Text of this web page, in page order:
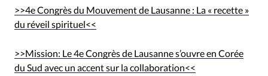
>>4e Congrès du Mouvement de Lausanne : La « recette »
du réveil spirituel<<
>>Mission: Le 4e Congrès de Lausanne s’ouvre en Corée
du Sud avec un accent sur la collaboration<<